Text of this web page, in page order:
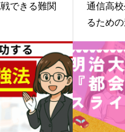
できる難関
通信高
るため